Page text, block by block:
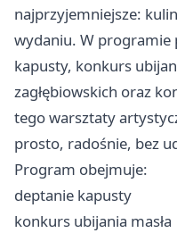
najprzyjemniejsze:
wydaniu. W programie
kapusty, konkurs
zagłębiowskich oraz
tego warsztaty
prosto, radośnie, bez
Program obejmuje:
deptanie kapusty
konkurs ubijania masła